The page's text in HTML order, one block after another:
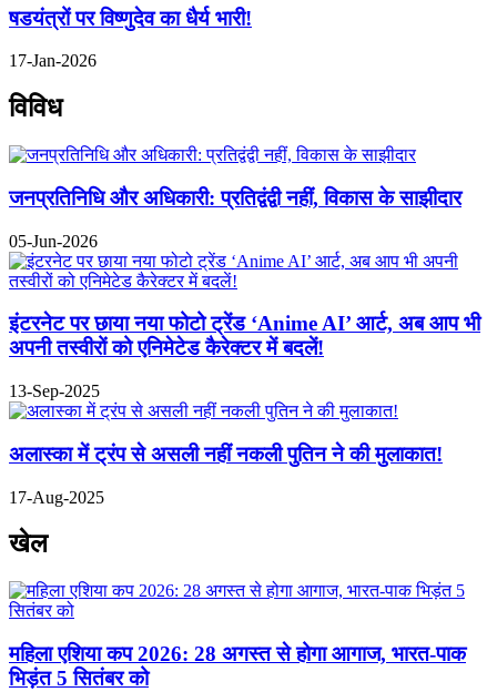
षडयंत्रों पर विष्णुदेव का धैर्य भारी!
17-Jan-2026
विविध
जनप्रतिनिधि और अधिकारी: प्रतिद्वंद्वी नहीं, विकास के साझीदार
05-Jun-2026
इंटरनेट पर छाया नया फोटो ट्रेंड ‘Anime AI’ आर्ट, अब आप भी
अपनी तस्वीरों को एनिमेटेड कैरेक्टर में बदलें!
13-Sep-2025
अलास्का में ट्रंप से असली नहीं नकली पुतिन ने की मुलाकात!
17-Aug-2025
खेल
महिला एशिया कप 2026: 28 अगस्त से होगा आगाज, भारत-पाक
भिड़ंत 5 सितंबर को